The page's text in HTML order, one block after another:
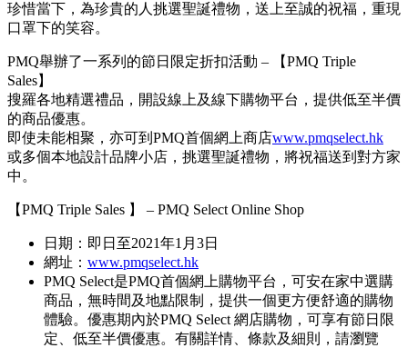
珍惜當下，為珍貴的人挑選聖誕禮物，送上至誠的祝福，重現
口罩下的笑容。
PMQ舉辦了一系列的節日限定折扣活動 – 【PMQ Triple
Sales】
搜羅各地精選禮品，開設線上及線下購物平台，提供低至半價
的商品優惠。
即使未能相聚，亦可到PMQ首個網上商店www.pmqselect.hk
或多個本地設計品牌小店，挑選聖誕禮物，將祝福送到對方家
中。
【PMQ Triple Sales 】 – PMQ Select Online Shop
日期：即日至2021年1月3日
網址： www.pmqselect.hk
PMQ Select是PMQ首個網上購物平台，可安在家中選購
商品，無時間及地點限制，提供一個更方便舒適的購物
體驗。優惠期內於PMQ Select 網店購物，可享有節日限
定、低至半價優惠。有關詳情、條款及細則，請瀏覽